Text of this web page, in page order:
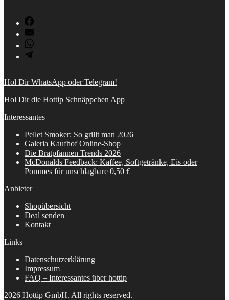
Hol Dir WhatsApp oder Telegram!
Hol Dir die Hottip Schnäppchen App
Interessantes
Pellet Smoker: So grillt man 2026
Galeria Kaufhof Online-Shop
Die Bratpfannen Trends 2026
McDonalds Feedback: Kaffee, Softgetränke, Eis oder
Pommes für unschlagbare 0,50 €
Anbieter
Shopübersicht
Deal senden
Kontakt
Links
Datenschutzerklärung
Impressum
FAQ – Interessantes über hottip
2026 Hottip GmbH. All rights reserved.